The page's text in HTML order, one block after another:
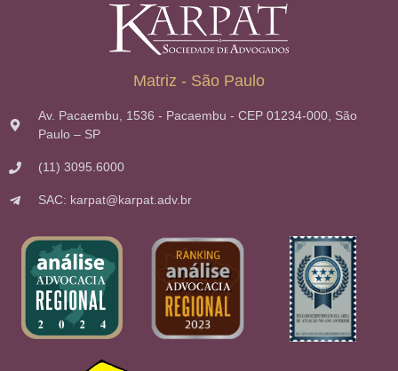
Matriz - São Paulo
Av. Pacaembu, 1536 - Pacaembu - CEP 01234-000, São
Paulo – SP
(11) 3095.6000
SAC: karpat@karpat.adv.br